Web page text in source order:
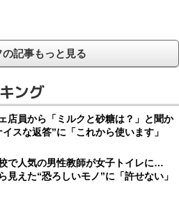
の記事もっと見る
ング
店員から「ミルクと砂糖は？」と聞か
スな返答”に「これから使います」
校で人気の男性教師が女子トイレに…
見えた“恐ろしいモノ”に「許せない」